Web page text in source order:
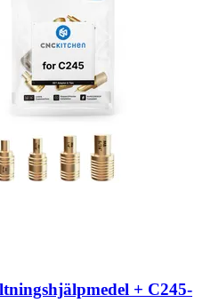
+ C245-​